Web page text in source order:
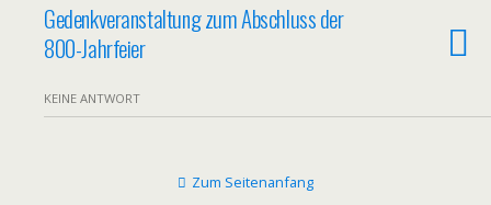
Gedenkveranstaltung zum Abschluss der
800-Jahrfeier
KEINE ANTWORT
Zum Seitenanfang